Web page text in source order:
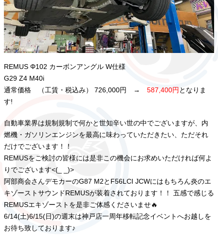
REMUS Φ102 カーボンアングル W仕様
G29 Z4 M40i
通常価格 （工賃・税込み） 726,000円 → 587,400円 となりま
す!
自動車業界は規制規制で何かと世知辛い世の中でございますが、内
燃機・ガソリンエンジンを最高に味わっていただきたい、ただそれ
だけでございます！！
REMUSをご検討の皆様には是非この機会にお求めいただければ何よ
りでございます<(_ _)>
阿部商会さんデモカーのG87 M2とF56LCI JCWにはもちろん炎のエ
キゾーストサウンドREMUSが装着されております！！ 五感で感じる
REMUSエキゾーストを是非ご体感くださいませ🔥
6/14(土)6/15(日)の週末は神戸店一周年移転記念イベントへお越しを
お待ち致しております♪